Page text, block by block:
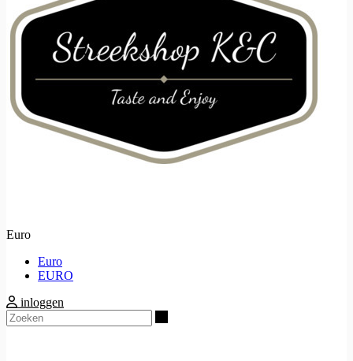
Euro
Euro
EURO
inloggen